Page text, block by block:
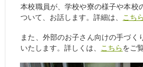
本校職員が、学校や寮の様子や本校
ついて、お話します。詳細は、
こち
また、外部のお子さん向けの手づく
いたします。詳しくは、
こちら をご